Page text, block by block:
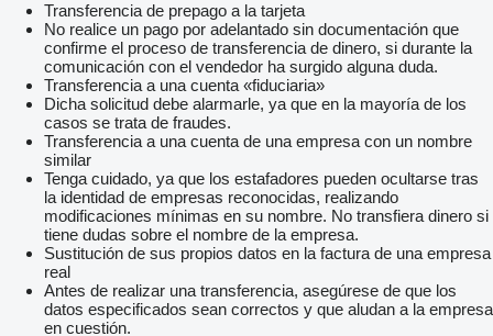
Transferencia de prepago a la tarjeta
No realice un pago por adelantado sin documentación que
confirme el proceso de transferencia de dinero, si durante la
comunicación con el vendedor ha surgido alguna duda.
Transferencia a una cuenta «fiduciaria»
Dicha solicitud debe alarmarle, ya que en la mayoría de los
casos se trata de fraudes.
Transferencia a una cuenta de una empresa con un nombre
similar
Tenga cuidado, ya que los estafadores pueden ocultarse tras
la identidad de empresas reconocidas, realizando
modificaciones mínimas en su nombre. No transfiera dinero si
tiene dudas sobre el nombre de la empresa.
Sustitución de sus propios datos en la factura de una empresa
real
Antes de realizar una transferencia, asegúrese de que los
datos especificados sean correctos y que aludan a la empresa
en cuestión.